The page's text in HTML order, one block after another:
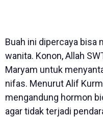
Buah ini dipercaya bisa
wanita. Konon, Allah
Maryam untuk
nifas. Menurut Alif
mengandung hormon
agar tidak terjadi